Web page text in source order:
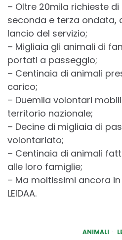
– Oltre 20mila richieste
seconda e terza ondata,
lancio del servizio;
– Migliaia gli animali di
portati a passeggio;
– Centinaia di animali
carico;
– Duemila volontari
territorio nazionale;
– Decine di migliaia di
volontariato;
– Centinaia di animali
alle loro famiglie;
– Ma moltissimi ancora
LEIDAA.
ANIMALI